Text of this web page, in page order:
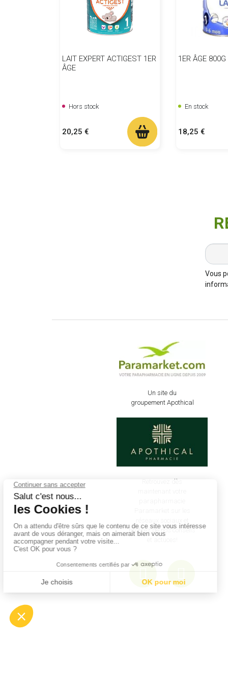
LAIT EXPERT ACTIGEST 1ER
ÂGE
Hors stock
Prix
20,25 €
1ER ÂGE 800G
En stock
Prix
18,25 €
Vous
Un site du
groupement Apothical
Retrouvez dès
profitez de nos conseils